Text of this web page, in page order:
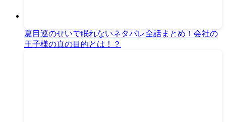
夏目巡のせいで眠れないネタバレ全話まとめ！会社の
王子様の真の目的とは！？